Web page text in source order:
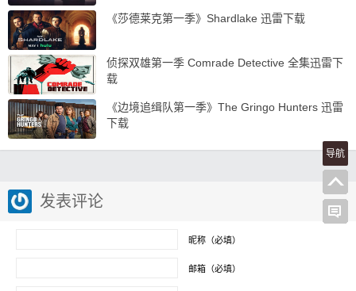
《莎德莱克第一季》Shardlake 迅雷下载
侦探双雄第一季 Comrade Detective 全集迅雷下
载
《边境追缉队第一季》The Gringo Hunters 迅雷
下载
发表评论
昵称（必填）
邮箱（必填）
导航